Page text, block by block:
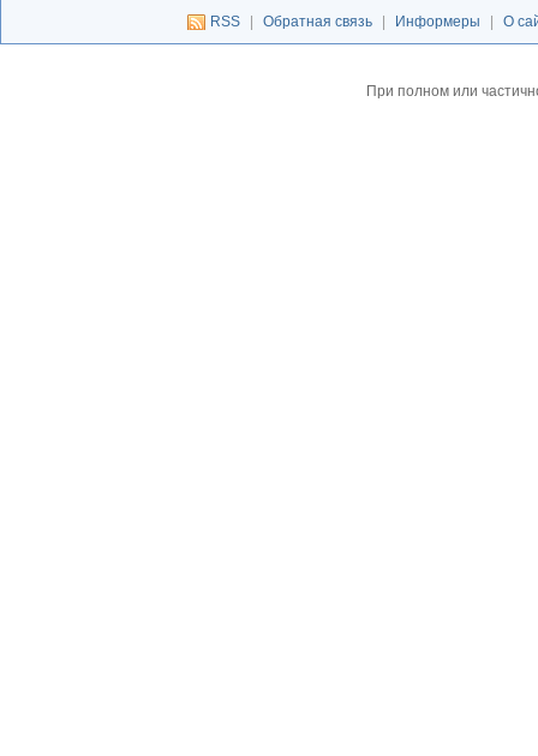
RSS
| Обратная связь | Информеры | О
При полном или